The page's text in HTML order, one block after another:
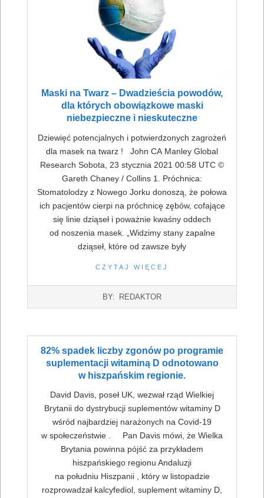
Maski na Twarz – Dwadzieścia powodów,
dla których obowiązkowe maski
niebezpieczne i nieskuteczne
Dziewięć potencjalnych i potwierdzonych zagrożeń
dla masek na twarz ! John CA Manley Global
Research Sobota, 23 stycznia 2021 00:58 UTC ©
Gareth Chaney / Collins 1. Próchnica:
Stomatolodzy z Nowego Jorku donoszą, że połowa
ich pacjentów cierpi na próchnicę zębów, cofające
się linie dziąseł i poważnie kwaśny oddech
od noszenia masek. „Widzimy stany zapalne
dziąseł, które od zawsze były
CZYTAJ WIĘCEJ
BY: REDAKTOR
82% spadek liczby zgonów po programie
suplementacji witaminą D odnotowano
w hiszpańskim regionie.
David Davis, poseł UK, wezwał rząd Wielkiej
Brytanii do dystrybucji suplementów witaminy D
wśród najbardziej narażonych na Covid-19
w społeczeństwie . Pan Davis mówi, że Wielka
Brytania powinna pójść za przykładem
hiszpańskiego regionu Andaluzji
na południu Hiszpanii , który w listopadzie
rozprowadzał kalcyfediol, suplement witaminy D,